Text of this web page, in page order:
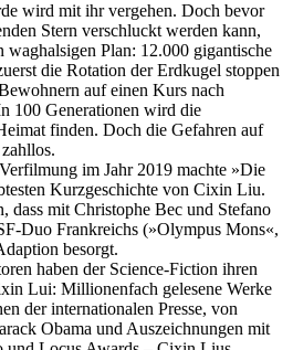
wird mit ihr vergehen. Doch bevor
Stern verschluckt werden kann,
waghalsigen Plan: 12.000 gigantische
die Rotation der Erdkugel stoppen
auf einen Kurs nach
100 Generationen wird die
finden. Doch die Gefahren auf
im Jahr 2019 machte »Die
Kurzgeschichte von Cixin Liu.
dass mit Christophe Bec und Stefano
Duo Frankreichs (»Olympus Mons«,
besorgt.
haben der Science-Fiction ihren
Lui: Millionenfach gelesene Werke
der internationalen Presse, von
Obama und Auszeichnungen mit